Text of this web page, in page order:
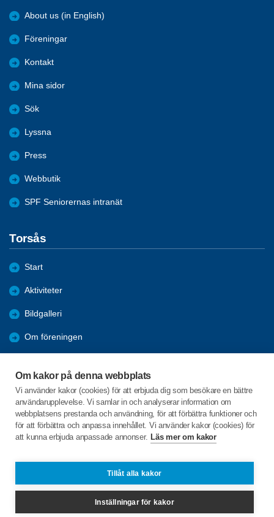
Om kakor på denna webbplats
Vi använder kakor (cookies) för att erbjuda dig som besökare en bättre
användarupplevelse. Vi samlar in och analyserar information om
webbplatsens prestanda och användning, för att förbättra funktioner och
för att förbättra och anpassa innehållet. Vi använder kakor (cookies) för
att kunna erbjuda anpassade annonser. Läs mer om kakor
Tillåt alla kakor
Inställningar för kakor
About us (in English)
Föreningar
Kontakt
Mina sidor
Sök
Lyssna
Press
Webbutik
SPF Seniorernas intranät
Torsås
Start
Aktiviteter
Bildgalleri
Om föreningen
Bli medlem
Nyheter
C/o:Marie Nielsén